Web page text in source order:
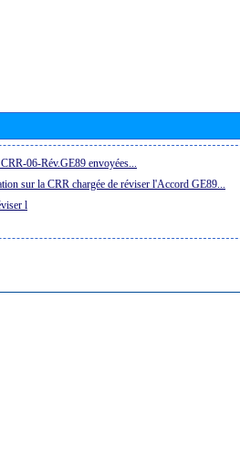
06-Rév.GE89 envoyées...
sur la CRR chargée de réviser l'Accord GE89...
l